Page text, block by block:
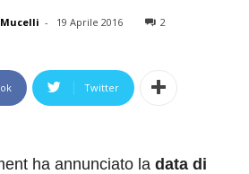
- 19 Aprile 2016 2
Twitter
ha annunciato la data di